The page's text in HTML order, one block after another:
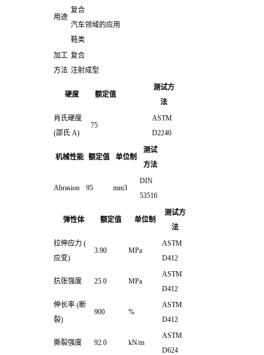
用途
复合
汽车领域的应用
鞋类
加工
方法
复合
注射成型
硬度 额定值
测试方
法
肖氏硬度
(邵氏 A)
75
ASTM
D2240
机械性能 额定值 单位制
测试
方法
Abrasion 95 mm3
DIN
53516
弹性体 额定值 单位制
测试方
法
拉伸应力 (
应变)
3.90 MPa
ASTM
D412
抗张强度 25.0 MPa
ASTM
D412
伸长率 (断
裂)
900 %
ASTM
D412
撕裂强度 92.0 kN/m
ASTM
D624